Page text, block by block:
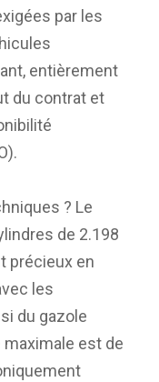
par les
entièrement
du contrat et
? Le
de 2.198
précieux en
les
du gazole
est de